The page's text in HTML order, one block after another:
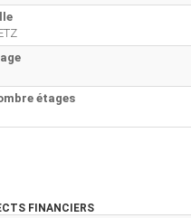
étages
FINANCIERS